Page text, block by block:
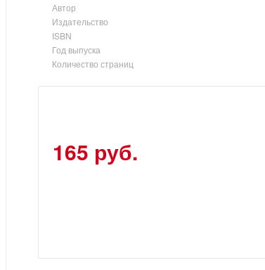
Автор
Издательство
ISBN
Год выпуска
Количество страниц
165 руб.